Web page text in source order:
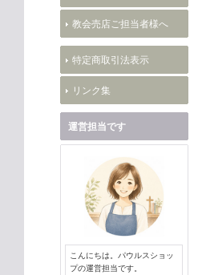
教会売店ご担当者様へ
特定商取引法表示
リンク集
運営担当です
こんにちは。パウルスショッ
プの運営担当です。